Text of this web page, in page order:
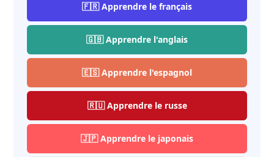
🇫🇷 Apprendre le français
🇬🇧 Apprendre l'anglais
🇪🇸 Apprendre l'espagnol
🇷🇺 Apprendre le russe
🇯🇵 Apprendre le japonais